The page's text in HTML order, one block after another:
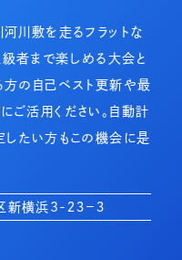
川敷を走るフラットな
者まで楽しめる大会と
方の自己ベスト更新や最
ご活用ください。自動計
したい方もこの機会に是
新横浜3-２３−３